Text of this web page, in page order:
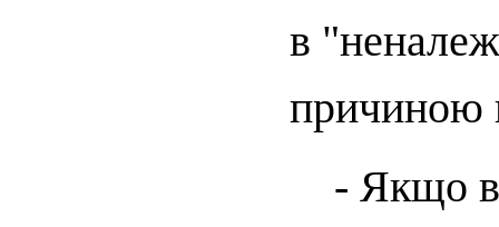
в
причиною
- Якщо